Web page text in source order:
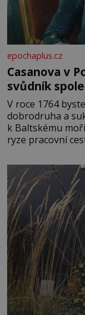
epochaplus.cz
Casanova v
svůdník
V roce 1764
dobrodruha a
k Baltskému
ryze pracovní
lotyšské Rigy?
zednářské lóže.
protože do